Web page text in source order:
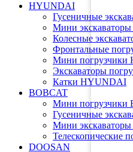
HYUNDAI
Гусеничные
Мини
Колесные
Фронтальные
Мини погрузчики
Экскаваторы
Катки HYUNDAI
BOBCAT
Мини погрузчики
Гусеничные
Мини
Телескопические
DOOSAN